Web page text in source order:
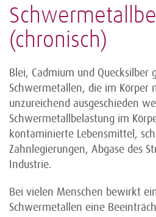
(chronisch)
Blei, Cadmium und Quecksilber
Schwermetallen, die im Körper
unzureichend ausgeschieden
Schwermetallbelastung im
kontaminierte Lebensmittel,
Zahnlegierungen, Abgase des
Industrie.
Bei vielen Menschen bewirkt
Schwermetallen eine